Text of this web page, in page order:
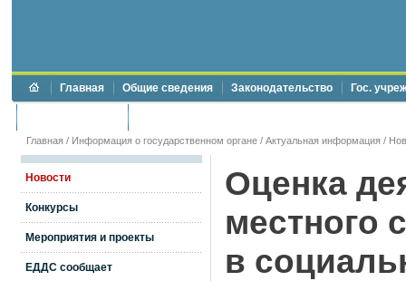
Главная Общие сведения Законодательство Гос.
Главная / Информация о государственном органе / Актуальная информация /
Новости
Конкурсы
Мероприятия и проекты
ЕДДС сообщает
Оценка
местного
в